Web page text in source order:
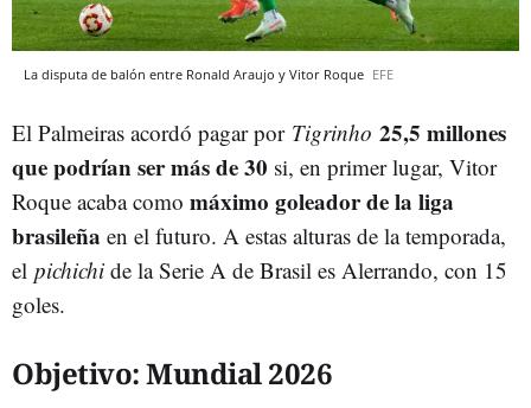
La disputa de balón entre Ronald Araujo y Vitor Roque EFE
El Palmeiras acordó pagar por Tigrinho 25,5 millones
que podrían ser más de 30 si, en primer lugar, Vitor
Roque acaba como máximo goleador de la liga
brasileña en el futuro. A estas alturas de la temporada,
el pichichi de la Serie A de Brasil es Alerrando, con 15
goles.
Objetivo: Mundial 2026